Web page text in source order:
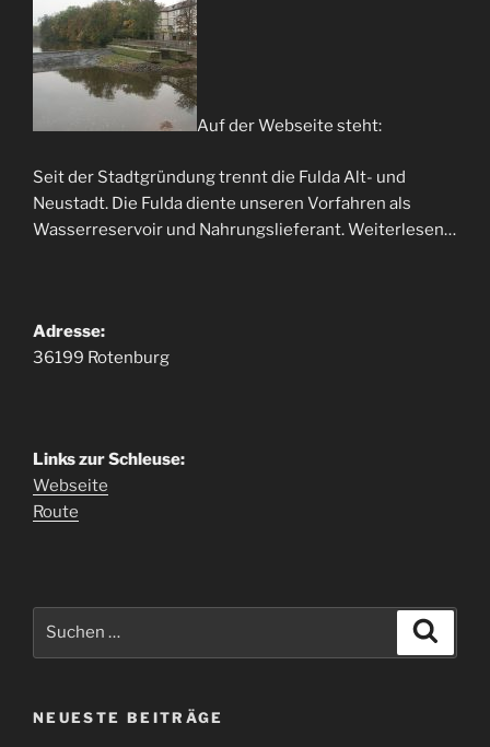
Auf der Webseite steht:
Seit der Stadtgründung trennt die Fulda Alt- und
Neustadt. Die Fulda diente unseren Vorfahren als
Wasserreservoir und Nahrungslieferant. Weiterlesen…
Adresse:
36199 Rotenburg
Links zur Schleuse:
Webseite
Route
NEUESTE BEITRÄGE